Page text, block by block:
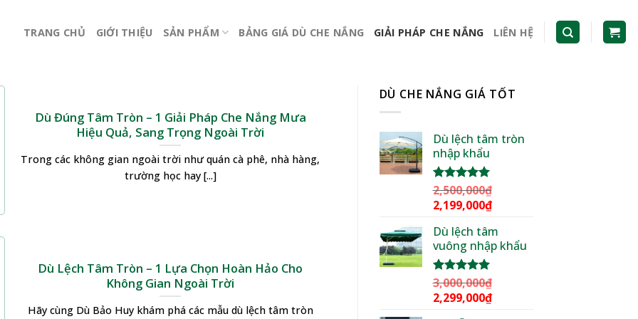
TRANG CHỦ GIỚI THIỆU SẢN PHẨM BẢNG GIÁ DÙ CHE NẮNG GIẢI PHÁP CHE NẮNG LIÊN HỆ
Dù Đúng Tâm Tròn – 1 Giải Pháp Che Nắng Mưa
Hiệu Quả, Sang Trọng Ngoài Trời
Trong các không gian ngoài trời như quán cà phê, nhà hàng,
trường học hay [...]
Dù Lệch Tâm Tròn – 1 Lựa Chọn Hoàn Hảo Cho
Không Gian Ngoài Trời
Hãy cùng Dù Bảo Huy khám phá các mẫu dù lệch tâm tròn
DÙ CHE NẮNG GIÁ TỐT
Dù lệch tâm tròn
nhập khẩu
Được xếp
hạng5.00
5 sao
2,500,000₫
Giá
là:
2,500,000₫.
2,199,000₫Giá
tại
là:
Dù lệch tâm
vuông nhập khẩu
Được xếp
hạng5.00
5 sao
3,000,000₫
Giá
2,299,000₫Giá